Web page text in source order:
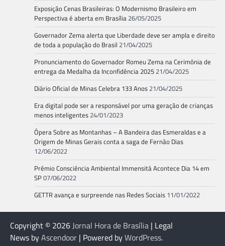
Exposição Cenas Brasileiras: O Modernismo Brasileiro em
Perspectiva é aberta em Brasília 26/05/2025
Governador Zema alerta que Liberdade deve ser ampla e direito
de toda a população do Brasil 21/04/2025
Pronunciamento do Governador Romeu Zema na Cerimônia de
entrega da Medalha da Inconfidência 2025 21/04/2025
Diário Oficial de Minas Celebra 133 Anos 21/04/2025
Era digital pode ser a responsável por uma geração de crianças
menos inteligentes 24/01/2023
Ópera Sobre as Montanhas – A Bandeira das Esmeraldas e a
Origem de Minas Gerais conta a saga de Fernão Dias
12/06/2022
Prêmio Consciência Ambiental Immensità Acontece Dia 14 em
SP07/06/2022
GETTR avança e surpreende nas Redes Sociais 11/01/2022
Copyright © 2026Jornal Hora de Brasília | Legal
News byAscendoor | Powered byWordPress.